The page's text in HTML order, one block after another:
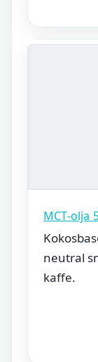
MCT-olja
neutral
kaffe.